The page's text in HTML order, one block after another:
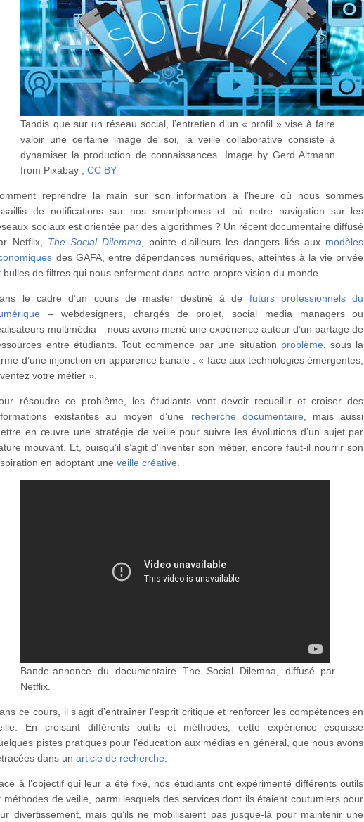
Tandis que sur un réseau social, l’entretien d’un « profil » vise à faire
valoir une certaine image de soi, la veille collaborative consiste à
dynamiser la production de connaissances.
Image by Gerd Altmann
from Pixabay
,CC BY
reprendre la main sur son information à l’heure où nous sommes
de notifications sur nos smartphones et où notre navigation sur les
sociaux est orientée par des algorithmes ? Un récent documentaire diffusé
Netflix, The Social Dilemma , pointe d’ailleurs les dangers liés aux modèles
des GAFA, entre dépendances numériques, atteintes à la vie privée
bulles de filtres qui nous enferment dans notre propre vision du monde.
le cadre d’un cours de master destiné à de futurs professionnels du
– webdesigners, chargés de projet, social media managers ou
multimédia – nous avons mené une expérience autour d’un partage de
entre étudiants. Tout commence par une situation problème , sous la
d’une injonction en apparence banale : « face aux technologies émergentes,
votre métier ».
résoudre ce problème, les étudiants vont devoir recueillir et croiser des
existantes au moyen d’une recherche documentaire , mais aussi
en œuvre une stratégie de veille pour suivre les évolutions d’un sujet par
mouvant. Et, puisqu’il s’agit d’inventer son métier, encore faut-il nourrir son
en adoptant uneveille créative
Bande-annonce du documentaire The Social Dilemna, diffusé par
Netflix.
ce cours, il s’agit d’entraîner l’esprit critique et renforcer les compétences en
En croisant différents outils et méthodes, cette expérience esquisse
pistes pratiques pour l’éducation aux médias en général, que nous avons
dans unarticle de recherche
à l’objectif qui leur a été fixé, nos étudiants ont expérimenté différents outils
méthodes de veille, parmi lesquels des services dont ils étaient coutumiers pour
divertissement, mais qu’ils ne mobilisaient pas jusque-là pour maintenir une